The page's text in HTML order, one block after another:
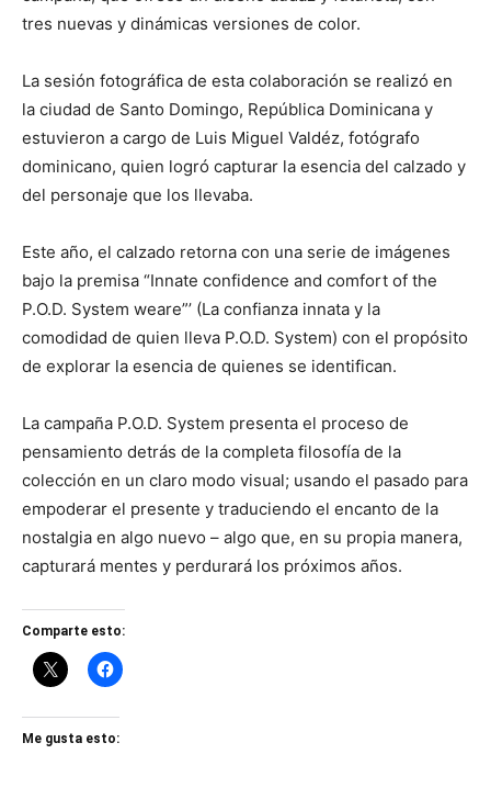
tres nuevas y dinámicas versiones de color.
La sesión fotográfica de esta colaboración se realizó en
la ciudad de Santo Domingo, República Dominicana y
estuvieron a cargo de Luis Miguel Valdéz, fotógrafo
dominicano, quien logró capturar la esencia del calzado y
del personaje que los llevaba.
Este año, el calzado retorna con una serie de imágenes
bajo la premisa “Innate confidence and comfort of the
P.O.D. System weare”’ (La confianza innata y la
comodidad de quien lleva P.O.D. System) con el propósito
de explorar la esencia de quienes se identifican.
La campaña P.O.D. System presenta el proceso de
pensamiento detrás de la completa filosofía de la
colección en un claro modo visual; usando el pasado para
empoderar el presente y traduciendo el encanto de la
nostalgia en algo nuevo – algo que, en su propia manera,
capturará mentes y perdurará los próximos años.
Comparte esto:
Me gusta esto: